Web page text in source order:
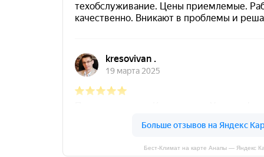
Бест-Климат на карте Анапы — Яндекс